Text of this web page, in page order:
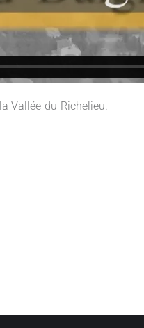
Vallée-du-Richelieu.